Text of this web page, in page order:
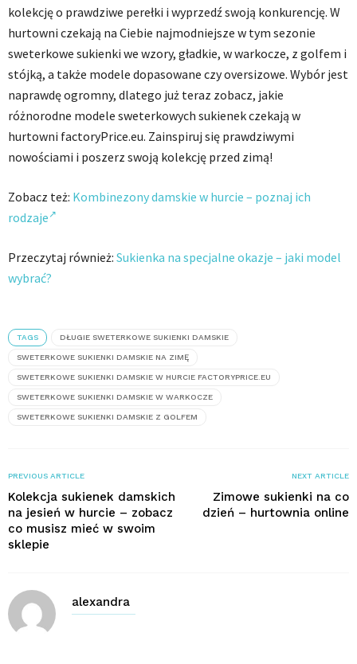
kolekcję o prawdziwe perełki i wyprzedź swoją konkurencję. W
hurtowni czekają na Ciebie najmodniejsze w tym sezonie
sweterkowe sukienki we wzory, gładkie, w warkocze, z golfem i
stójką, a także modele dopasowane czy oversizowe. Wybór jest
naprawdę ogromny, dlatego już teraz zobacz, jakie
różnorodne modele sweterkowych sukienek czekają w
hurtowni factoryPrice.eu. Zainspiruj się prawdziwymi
nowościami i poszerz swoją kolekcję przed zimą!
Zobacz też: Kombinezony damskie w hurcie – poznaj ich
rodzaje
Przeczytaj również: Sukienka na specjalne okazje – jaki model
wybrać?
TAGS DŁUGIE SWETERKOWE SUKIENKI DAMSKIE
SWETERKOWE SUKIENKI DAMSKIE NA ZIMĘ
SWETERKOWE SUKIENKI DAMSKIE W HURCIE FACTORYPRICE.EU
SWETERKOWE SUKIENKI DAMSKIE W WARKOCZE
SWETERKOWE SUKIENKI DAMSKIE Z GOLFEM
PREVIOUS ARTICLE
Kolekcja sukienek damskich
na jesień w hurcie – zobacz
co musisz mieć w swoim
sklepie
NEXT ARTICLE
Zimowe sukienki na co
dzień – hurtownia online
alexandra